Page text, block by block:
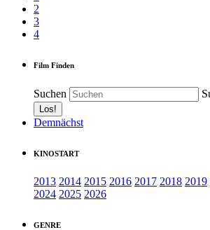
2
3
4
Film Finden
Suchen
Demnächst
KINOSTART
2013 2014 2015 2016 2017 2018 2019
2024 2025 2026
GENRE